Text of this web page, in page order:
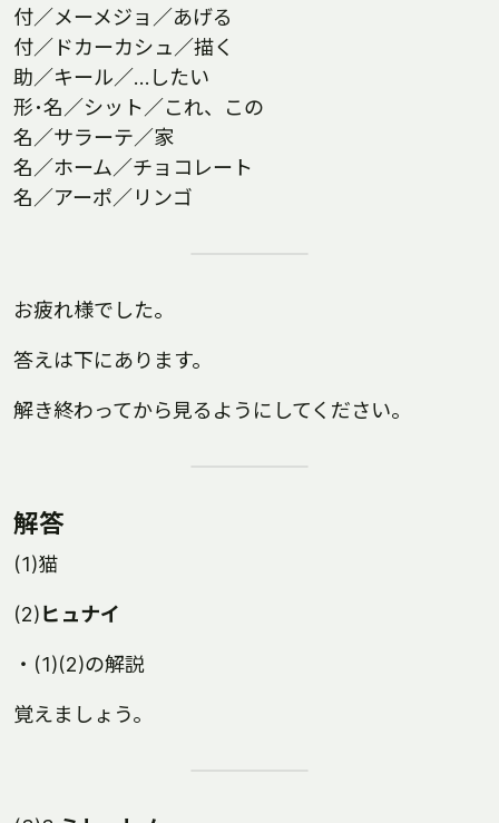
付／メーメジョ／あげる
付／ドカーカシュ／描く
助／キール／…したい
形･名／シット／これ、この
名／サラーテ／家
名／ホーム／チョコレート
名／アーポ／リンゴ
お疲れ様でした。
答えは下にあります。
解き終わってから見るようにしてください。
解答
(1)猫
(2)ヒュナイ
・(1)(2)の解説
覚えましょう。